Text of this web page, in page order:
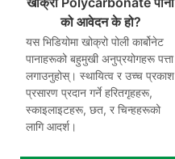
को आवेदन के हो?
यस भिडियोमा खोक्रो पोली कार्बोनेट
पानाहरूको बहुमुखी अनुप्रयोगहरू पत्ता
लगाउनुहोस्। स्थायित्व र उच्च प्रकाश
प्रसारण प्रदान गर्ने हरितगृहहरू,
स्काइलाइटहरू, छत, र चिन्हहरूको
लागि आदर्श।